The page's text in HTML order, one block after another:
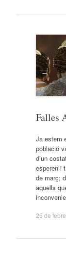
Falles
Ja estem
població
d’un
esperen i
de març;
aquells
25 de